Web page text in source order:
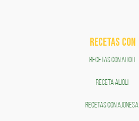
RECETAS COn
RECETAS CON ALIOLI
RECETA ALIOLI
RECETAS CON AJONESA